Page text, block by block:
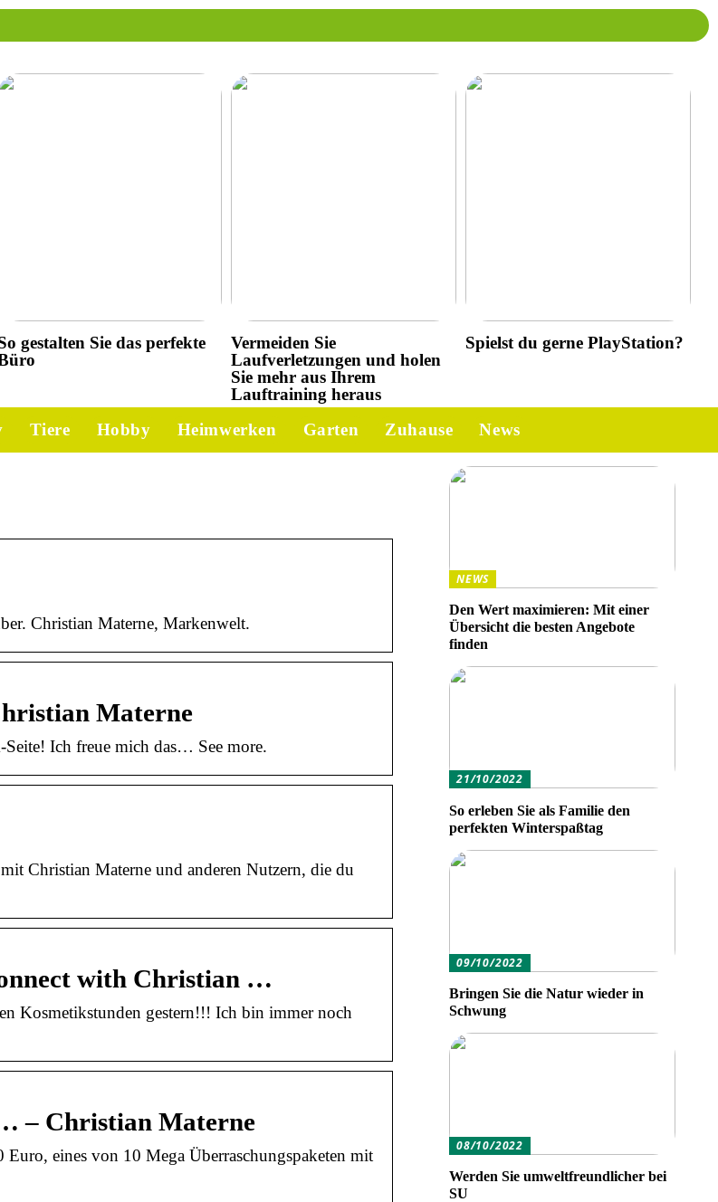
gestalten Sie das perfekte
Vermeiden Sie
Laufverletzungen und holen
Sie mehr aus Ihrem
Lauftraining heraus
Spielst du gerne PlayStation?
Tiere Hobby Heimwerken Garten Zuhause News
Christian Materne, Markenwelt.
Materne
Ich freue mich das… See more.
Christian Materne und anderen Nutzern, die du
with Christian …
Kosmetikstunden gestern!!! Ich bin immer noch
– Christian Materne
eines von 10 Mega Überraschungspaketen mit
NEWS
Den Wert maximieren: Mit einer
Übersicht die besten Angebote
finden
21/10/2022
So erleben Sie als Familie den
perfekten Winterspaßtag
09/10/2022
Bringen Sie die Natur wieder in
Schwung
08/10/2022
Werden Sie umweltfreundlicher bei
SU